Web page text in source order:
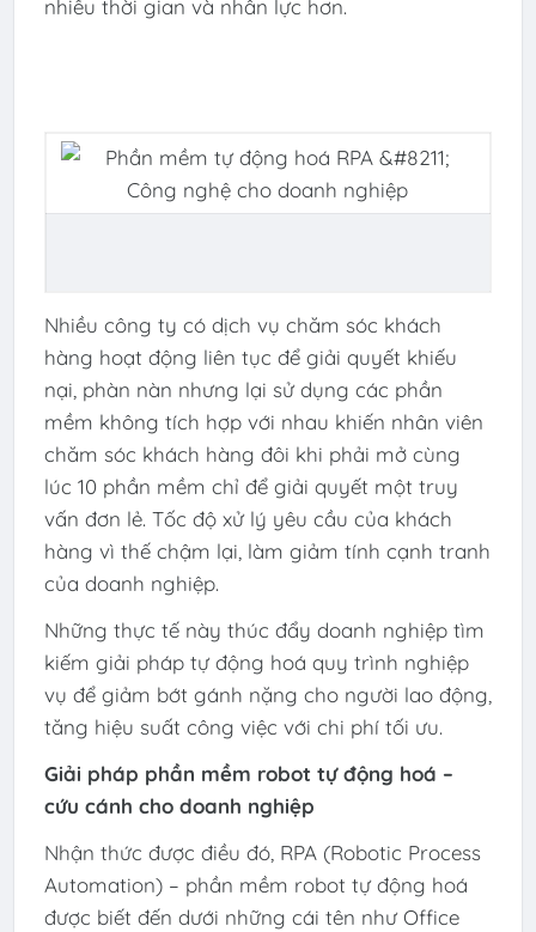
nhiều thời gian và nhân lực hơn.
Nhiều công ty có dịch vụ chăm sóc khách
hàng hoạt động liên tục để giải quyết khiếu
nại, phàn nàn nhưng lại sử dụng các phần
mềm không tích hợp với nhau khiến nhân viên
chăm sóc khách hàng đôi khi phải mở cùng
lúc 10 phần mềm chỉ để giải quyết một truy
vấn đơn lẻ. Tốc độ xử lý yêu cầu của khách
hàng vì thế chậm lại, làm giảm tính cạnh tranh
của doanh nghiệp.
Những thực tế này thúc đẩy doanh nghiệp tìm
kiếm giải pháp tự động hoá quy trình nghiệp
vụ để giảm bớt gánh nặng cho người lao động,
tăng hiệu suất công việc với chi phí tối ưu.
Giải pháp phần mềm robot tự động hoá –
cứu cánh cho doanh nghiệp
Nhận thức được điều đó, RPA (Robotic Process
Automation) – phần mềm robot tự động hoá
được biết đến dưới những cái tên như Office